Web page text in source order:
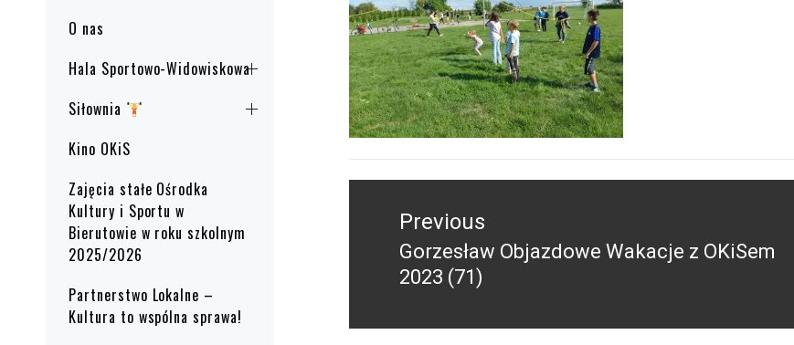
O nas
Hala Sportowo-Widowiskowa
Siłownia
Kino OKiS
Zajęcia stałe Ośrodka
Kultury i Sportu w
Bierutowie w roku szkolnym
2025/2026
Partnerstwo Lokalne –
Kultura to wspólna sprawa!
wpisuPrevious
Previous
post:
Gorzesław Objazdowe Wakacje z OKiSem
2023 (71)